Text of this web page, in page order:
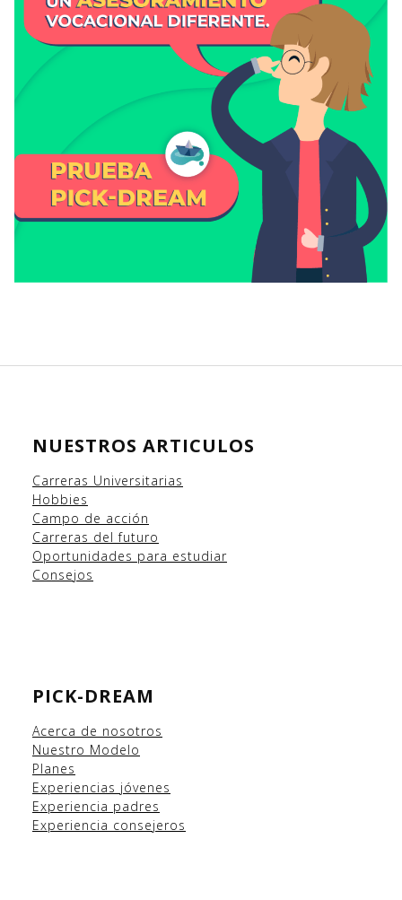
NUESTROS ARTICULOS
Carreras Universitarias
Hobbies
Campo de acción
Carreras del futuro
Oportunidades para estudiar
Consejos
PICK-DREAM
Acerca de nosotros
Nuestro Modelo
Planes
Experiencias jóvenes
Experiencia padres
Experiencia consejeros